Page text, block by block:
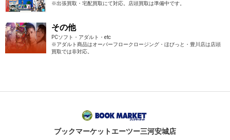
※出張買取・宅配買取にて対応。店頭買取は準備中です。
その他
PCソフト・アダルト・etc
※アダルト商品はオーバーフロークロージング・ほびっと・豊川店は店頭
買取では非対応。
ブックマーケットエーツー三河安城店